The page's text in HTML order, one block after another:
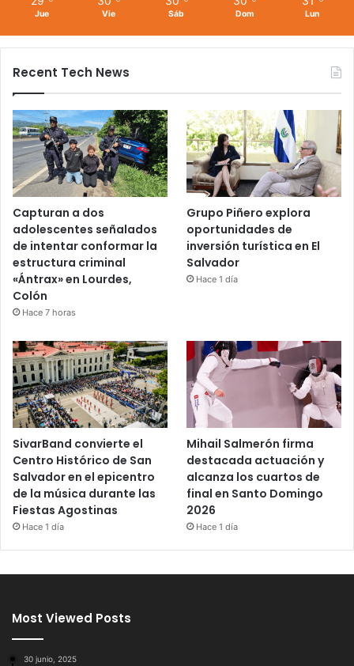
Jue Vie Sáb Dom Lun
Recent Tech News
Capturan a dos
adolescentes señalados
de intentar conformar la
estructura criminal
«Ántrax» en Lourdes,
Colón
Hace 7 horas
Grupo Piñero explora
oportunidades de
inversión turística en El
Salvador
Hace 1 día
SivarBand convierte el
Centro Histórico de San
Salvador en el epicentro
de la música durante las
Fiestas Agostinas
Hace 1 día
Mihail Salmerón firma
destacada actuación y
alcanza los cuartos de
final en Santo Domingo
2026
Hace 1 día
Most Viewed Posts
30 junio, 2025